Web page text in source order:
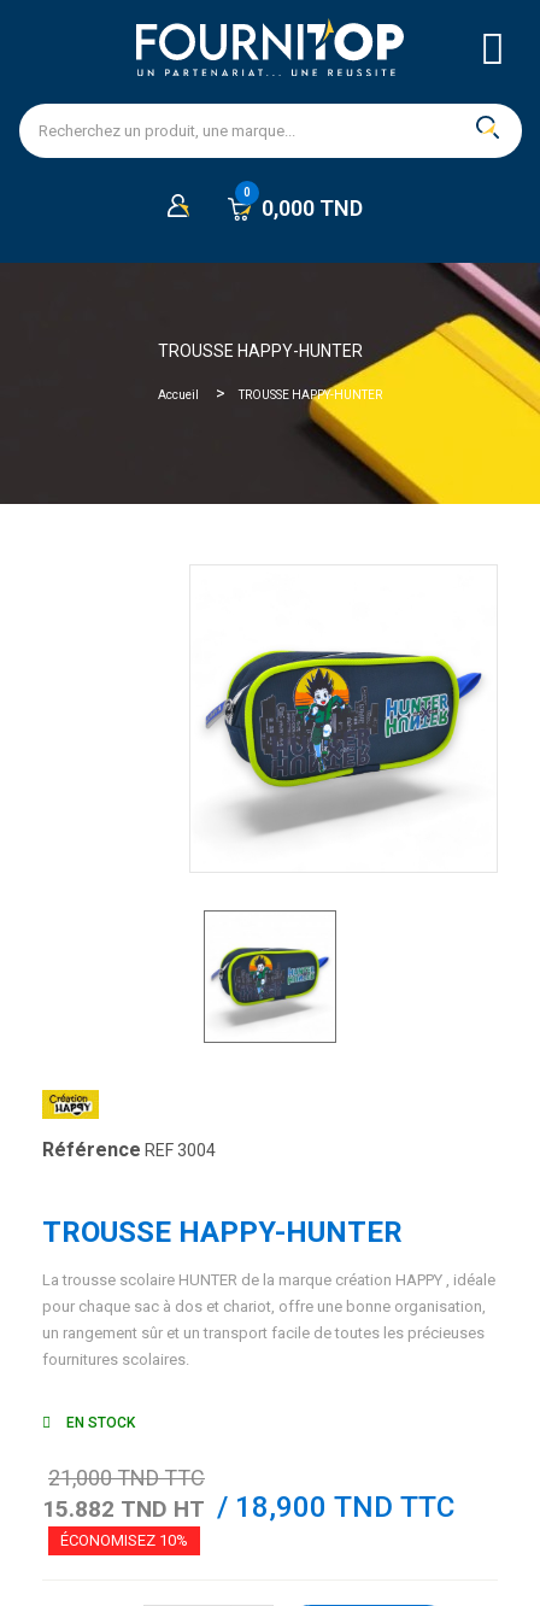
0,000 TND
TROUSSE HAPPY-HUNTER
Accueil TROUSSE HAPPY-HUNTER
Référence REF 3004
TROUSSE HAPPY-HUNTER
La trousse scolaire HUNTER de la marque création HAPPY , idéale
pour chaque sac à dos et chariot, offre une bonne organisation,
un rangement sûr et un transport facile de toutes les précieuses
fournitures scolaires.
EN STOCK
21,000 TND TTC
15.882 TND HT / 18,900 TND TTC
ÉCONOMISEZ 10%